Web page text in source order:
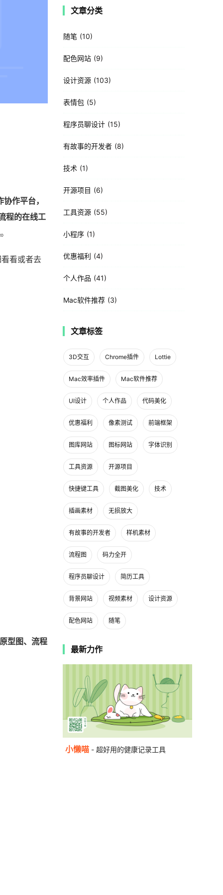
作平台，
程的在线工
。
看或者去
型图、流程
文章分类
随笔 10
配色网站 9
设计资源 103
表情包 5
程序员聊设计 15
有故事的开发者 8
技术 1
开源项目 6
工具资源 55
小程序 1
优惠福利 4
个人作品 41
Mac软件推荐 3
文章标签
3D交互 Chrome插件 Lottie
Mac效率插件 Mac软件推荐
UI设计 个人作品 代码美化
优惠福利 像素测试 前端框架
图库网站 图标网站 字体识别
工具资源 开源项目
快捷键工具 截图美化 技术
插画素材 无损放大
有故事的开发者 样机素材
流程图 码力全开
程序员聊设计 简历工具
背景网站 视频素材 设计资源
配色网站 随笔
最新力作
小懒喵 - 超好用的健康记录工具